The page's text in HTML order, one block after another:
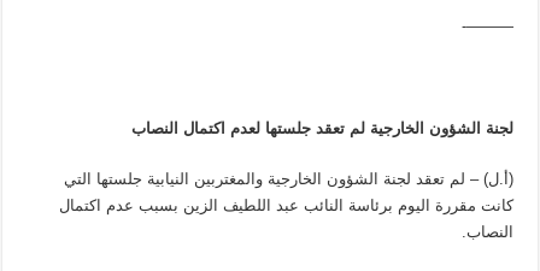
———-
لجنة الشؤون الخارجية لم تعقد جلستها لعدم اكتمال النصاب
(أ.ل) – لم تعقد لجنة الشؤون الخارجية والمغتربين النيابية جلستها التي
كانت مقررة اليوم برئاسة النائب عبد اللطيف الزين بسبب عدم اكتمال
النصاب.